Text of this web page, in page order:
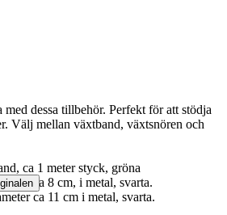
dessa tillbehör. Perfekt för att stödja
Välj mellan växtband, växtsnören och
ca 1 meter styck, gröna
ca 8 cm, i metal, svarta.
ca 11 cm i metal, svarta.